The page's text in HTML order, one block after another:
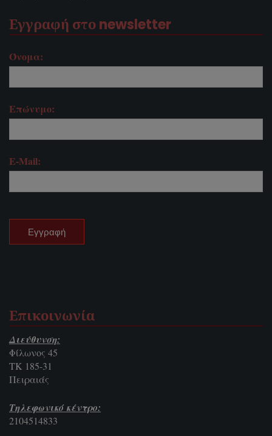
Εγγραφή στο newsletter
Όνομα:
Επώνυμο:
E-Mail:
Επικοινωνία
Διεύθυνση:
Φίλωνος 45
ΤΚ 185-31
Πειραιάς
Τηλεφωνικό κέντρο:
2104514833